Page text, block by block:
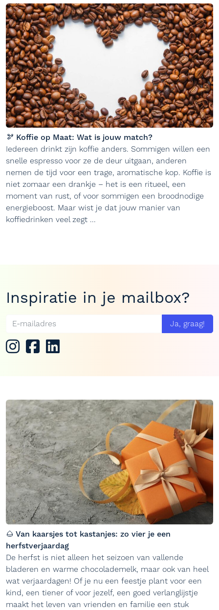
🫘 Koffie op Maat: Wat is jouw match?
Iedereen drinkt zijn koffie anders. Sommigen willen een
snelle espresso voor ze de deur uitgaan, anderen
nemen de tijd voor een trage, aromatische kop. Koffie is
niet zomaar een drankje – het is een ritueel, een
moment van rust, of voor sommigen een broodnodige
energieboost. Maar wist je dat jouw manier van
koffiedrinken veel zegt ...
Inspiratie in je mailbox?
Ja, graag!
🌰 Van kaarsjes tot kastanjes: zo vier je een
herfstverjaardag
De herfst is niet alleen het seizoen van vallende
bladeren en warme chocolademelk, maar ook van heel
wat verjaardagen! Of je nu een feestje plant voor een
kind, een tiener of voor jezelf, een goed verlanglijstje
maakt het leven van vrienden en familie een stuk